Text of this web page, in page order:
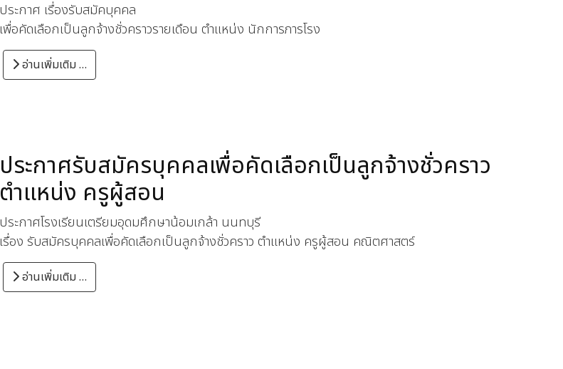
ประกาศ เรื่องรับสมัคบุคคล
เพื่อคัดเลือกเป็นลูกจ้างชั่วคราวรายเดือน ตำแหน่ง นักการภารโรง
อ่านเพิ่มเติม …
ประกาศรับสมัครบุคคลเพื่อคัดเลือกเป็นลูกจ้างชั่วคราว
ตำแหน่ง ครูผู้สอน
ประกาศโรงเรียนเตรียมอุดมศึกษาน้อมเกล้า นนทบุรี
เรื่อง รับสมัครบุคคลเพื่อคัดเลือกเป็นลูกจ้างชั่วคราว ตำแหน่ง ครูผู้สอน คณิตศาสตร์
อ่านเพิ่มเติม …